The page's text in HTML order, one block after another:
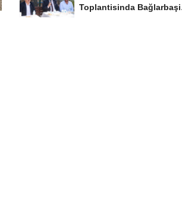
Toplantisinda Bağlarbaşi